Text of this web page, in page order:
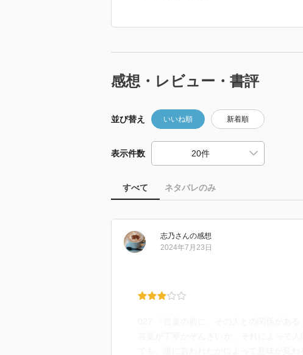
感想・レビュー・書評
並び替え いいね順 新着順
表示件数
すべて ネタバレのみ
志乃さんの感想
2024年7月23日